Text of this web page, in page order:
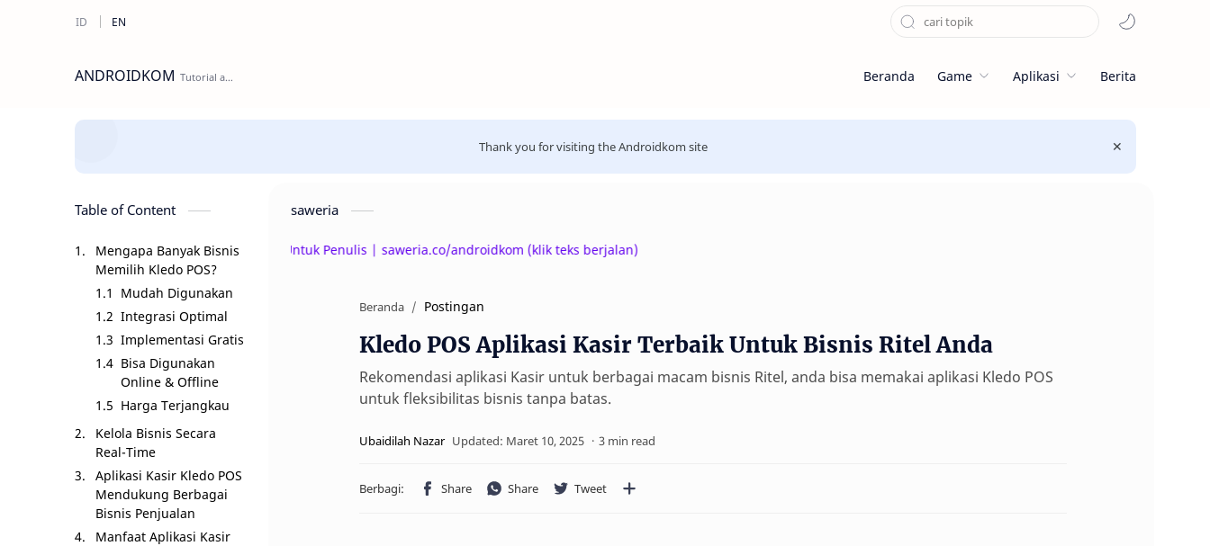
ANDROIDKOM Beranda Game Aplikasi Berita
Thank you for visiting the Androidkom site
Table of Content
Mengapa Banyak Bisnis
Memilih Kledo POS?
Mudah Digunakan
Integrasi Optimal
Implementasi Gratis
Bisa Digunakan
Online & Offline
Harga Terjangkau
Kelola Bisnis Secara
Real-Time
Aplikasi Kasir Kledo POS
Mendukung Berbagai
Bisnis Penjualan
Manfaat Aplikasi Kasir
saweria
Beri Donasi Untuk Penulis | saweria.co/androidkom (klik teks berjalan)
Beranda Postingan
Kledo POS Aplikasi Kasir Terbaik Untuk Bisnis Ritel Anda
Rekomendasi aplikasi Kasir untuk berbagai macam bisnis Ritel, anda bisa memakai aplikasi Kledo POS
untuk fleksibilitas bisnis tanpa batas.
3 min read